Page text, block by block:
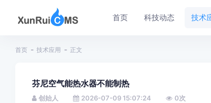
首页 科技动态 技术
首页 技术应用 正文
芬尼空气能热水器不能制热
创始人 2026-07-09 15:07:24 0次